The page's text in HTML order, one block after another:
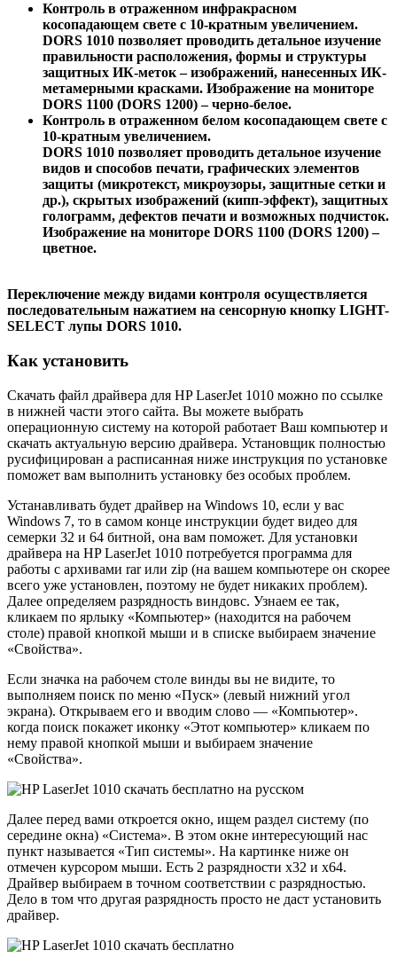
Контроль в отраженном инфракрасном
косопадающем свете с 10-кратным увеличением.
DORS 1010 позволяет проводить детальное изучение
правильности расположения, формы и структуры
защитных ИК-меток – изображений, нанесенных ИК-
метамерными красками. Изображение на мониторе
DORS 1100 (DORS 1200) – черно-белое.
Контроль в отраженном белом косопадающем свете с
10-кратным увеличением.
DORS 1010 позволяет проводить детальное изучение
видов и способов печати, графических элементов
защиты (микротекст, микроузоры, защитные сетки и
др.), скрытых изображений (кипп-эффект), защитных
голограмм, дефектов печати и возможных подчисток.
Изображение на мониторе DORS 1100 (DORS 1200) –
цветное.
Переключение между видами контроля осуществляется
последовательным нажатием на сенсорную кнопку LIGHT-
SELECT лупы DORS 1010.
Как установить
Скачать файл драйвера для HP LaserJet 1010 можно по ссылке
в нижней части этого сайта. Вы можете выбрать
операционную систему на которой работает Ваш компьютер и
скачать актуальную версию драйвера. Установщик полностью
русифицирован а расписанная ниже инструкция по установке
поможет вам выполнить установку без особых проблем.
Устанавливать будет драйвер на Windows 10, если у вас
Windows 7, то в самом конце инструкции будет видео для
семерки 32 и 64 битной, она вам поможет. Для установки
драйвера на HP LaserJet 1010 потребуется программа для
работы с архивами rar или zip (на вашем компьютере он скорее
всего уже установлен, поэтому не будет никаких проблем).
Далее определяем разрядность виндовс. Узнаем ее так,
кликаем по ярлыку «Компьютер» (находится на рабочем
столе) правой кнопкой мыши и в списке выбираем значение
«Свойства».
Если значка на рабочем столе винды вы не видите, то
выполняем поиск по меню «Пуск» (левый нижний угол
экрана). Открываем его и вводим слово — «Компьютер».
когда поиск покажет иконку «Этот компьютер» кликаем по
нему правой кнопкой мыши и выбираем значение
«Свойства».
Далее перед вами откроется окно, ищем раздел систему (по
середине окна) «Система». В этом окне интересующий нас
пункт называется «Тип системы». На картинке ниже он
отмечен курсором мыши. Есть 2 разрядности х32 и х64.
Драйвер выбираем в точном соответствии с разрядностью.
Дело в том что другая разрядность просто не даст установить
драйвер.